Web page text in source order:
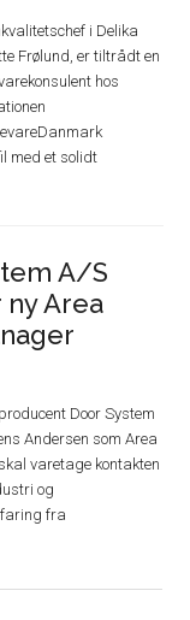
i Delika
Frølund, er tiltrådt en
hos
med et solidt
A/S
Area
Door System
Andersen som Area
varetage kontakten
og
fra